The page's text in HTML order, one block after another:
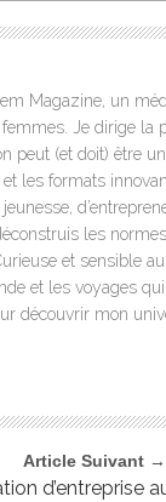
Magazine, un
Je dirige la
peut (et doit) être
et les formats
les
et sensible
et les voyages
découvrir mon
Article Suivant →
d’entreprise